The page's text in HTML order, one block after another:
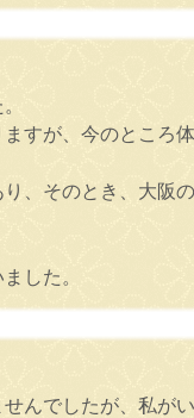
すが、今のところ
、そのとき、大阪
した。
んでしたが、私が